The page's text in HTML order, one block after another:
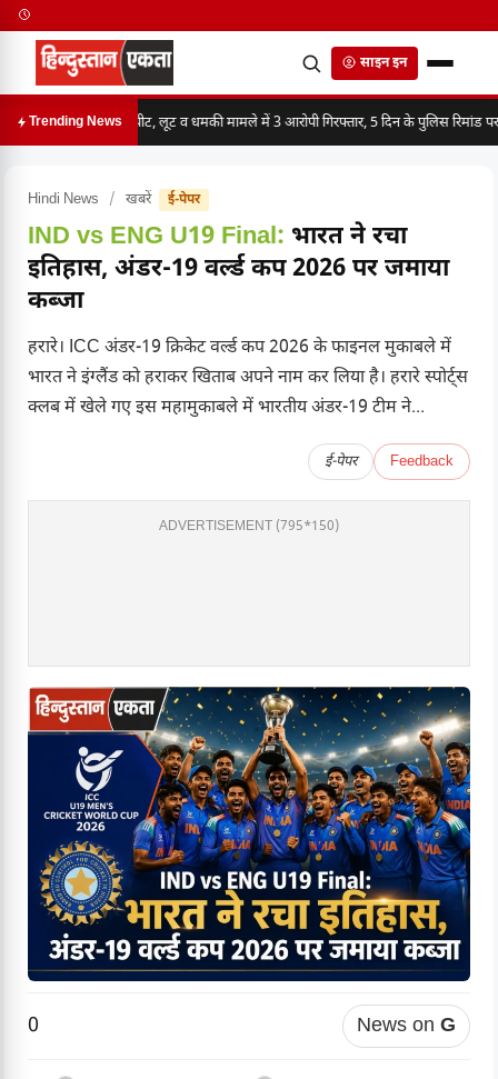
साइन इन
Trending Newsमारपीट, लूट व धमकी मामले में 3 आरोपी गिरफ्तार, 5 दिन के पुलिस रिमांड पर
Hindi News / खबरें ई-पेपर
IND vs ENG U19 Final: भारत ने रचा
इतिहास, अंडर-19 वर्ल्ड कप 2026 पर जमाया
कब्जा
हरारे। ICC अंडर-19 क्रिकेट वर्ल्ड कप 2026 के फाइनल मुकाबले में
भारत ने इंग्लैंड को हराकर खिताब अपने नाम कर लिया है। हरारे स्पोर्ट्स
क्लब में खेले गए इस महामुकाबले में भारतीय अंडर-19 टीम ने...
ई-पेपर Feedback
ADVERTISEMENT (795*150)
0 News on G